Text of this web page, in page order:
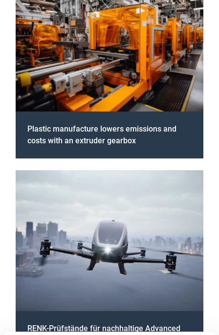
Plastic manufacture lowers emissions and
costs with an extruder gearbox
RENK-Prüfstände für nachhaltige Advanced